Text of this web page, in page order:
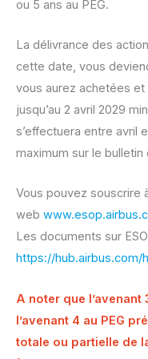
ou 5 ans au PEG.
La délivrance des
cette date, vous
vous aurez achetées
jusqu’au 2 avril 2029
s’effectuera entre avril
maximum sur le bulletin
Vous pouvez souscrire
web
Les documents sur
https://
A noter que l’avenant
l’avenant 4 au PEG
totale ou partielle de